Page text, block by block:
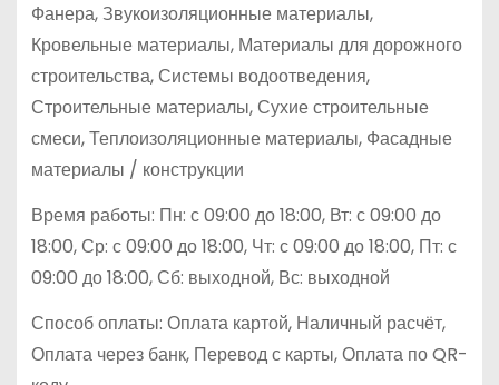
Фанера, Звукоизоляционные материалы,
Кровельные материалы, Материалы для дорожного
строительства, Системы водоотведения,
Строительные материалы, Сухие строительные
смеси, Теплоизоляционные материалы, Фасадные
материалы / конструкции
Время работы: Пн: с 09:00 до 18:00, Вт: с 09:00 до
18:00, Ср: с 09:00 до 18:00, Чт: с 09:00 до 18:00, Пт: с
09:00 до 18:00, Сб: выходной, Вс: выходной
Способ оплаты: Оплата картой, Наличный расчёт,
Оплата через банк, Перевод с карты, Оплата по QR-